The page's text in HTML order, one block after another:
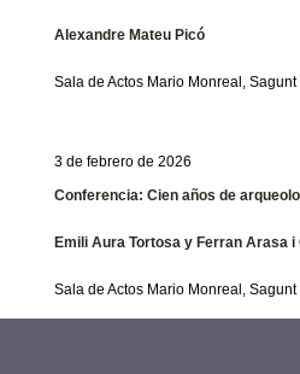
Alexandre Mateu Picó
Sala de Actos Mario Monreal, Sagunt
3 de febrero de 2026
Conferencia: Cien años de
Emili Aura Tortosa y Ferran Arasa i
Sala de Actos Mario Monreal, Sagunt